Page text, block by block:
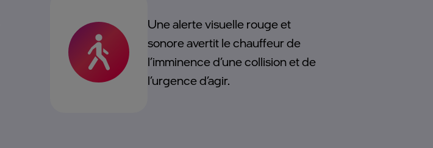
Une alerte visuelle rouge et
sonore avertit le chauffeur de
l’imminence d’une collision et de
l’urgence d’agir.